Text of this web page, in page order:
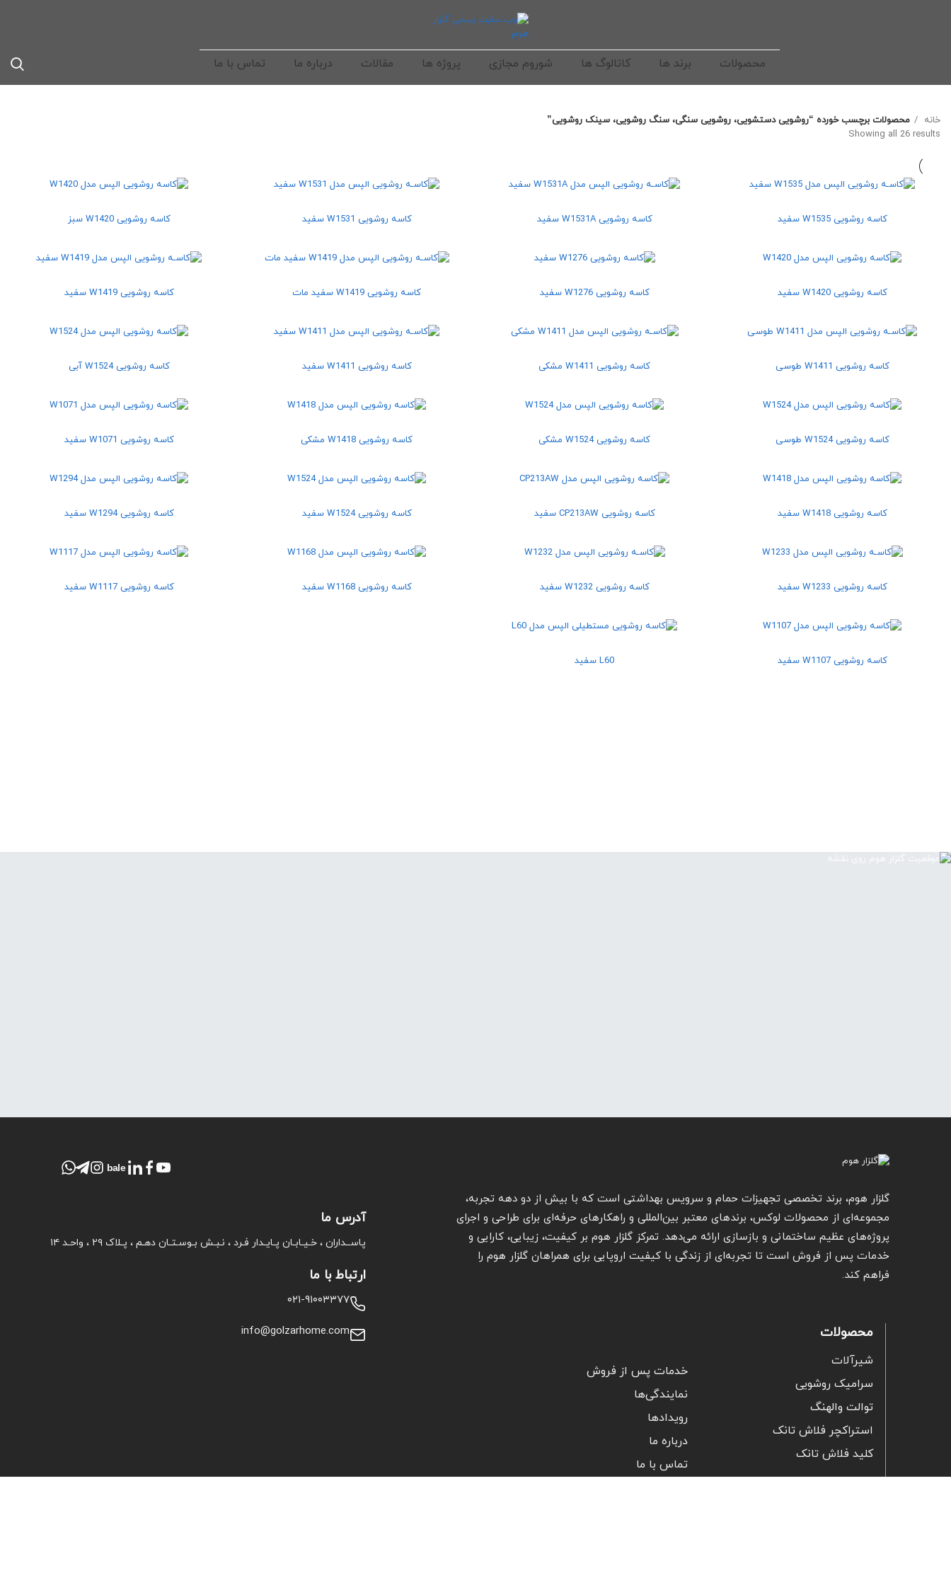
محصولات برند ها کاتالوگ ها شوروم مجازی پروژه ها مقالات درباره ما تماس با ما
خانه
محصولات برچسب خورده “روشویی دستشویی، روشویی سنگی، سنگ روشویی، سینک روشویی”
Showing all 26 results
کاسه روشویی W1535 سفید کاسه روشویی W1531A سفید کاسه روشویی W1531 سفید کاسه روشویی W1420 سبز
کاسه روشویی W1420 سفید کاسه روشویی W1276 سفید کاسه روشویی W1419 سفید مات کاسه روشویی W1419 سفید
کاسه روشویی W1411 طوسی کاسه روشویی W1411 مشکی کاسه روشویی W1411 سفید کاسه روشویی W1524 آبی
کاسه روشویی W1524 طوسی کاسه روشویی W1524 مشکی کاسه روشویی W1418 مشکی کاسه روشویی W1071 سفید
کاسه روشویی W1418 سفید کاسه روشویی CP213AW سفید کاسه روشویی W1524 سفید کاسه روشویی W1294 سفید
کاسه روشویی W1233 سفید کاسه روشویی W1232 سفید کاسه روشویی W1168 سفید کاسه روشویی W1117 سفید
کاسه روشویی W1107 سفید L60 سفید
bale
آدرس ما
پاســداران ، خـیـابـان پـایـدار فـرد ، نـبـش بـوسـتـان دهـم ، پـلاک ۲۹ ، واحـد ۱۴
ارتباط با ما
۰۲۱-۹۱۰۰۳۳۷۷
info@golzarhome.com
گلزار هوم، برند تخصصی تجهیزات حمام و سرویس بهداشتی است که با بیش از دو دهه تجربه،
مجموعه‌ای از محصولات لوکس، برندهای معتبر بین‌المللی و راهکارهای حرفه‌ای برای طراحی و اجرای
پروژه‌های عظیم ساختمانی و بازسازی ارائه می‌دهد. تمرکز گلزار هوم بر کیفیت، زیبایی، کارایی و
خدمات پس از فروش است تا تجربه‌ای از زندگی با کیفیت اروپایی برای همراهان گلزار هوم را
فراهم کند.
خدمات پس از فروش
نمایندگی‌ها
رویدادها
درباره ما
تماس با ما
محصولات
شیرآلات
سرامیک روشویی
توالت والهنگ
استراکچر فلاش تانک
کلید فلاش تانک